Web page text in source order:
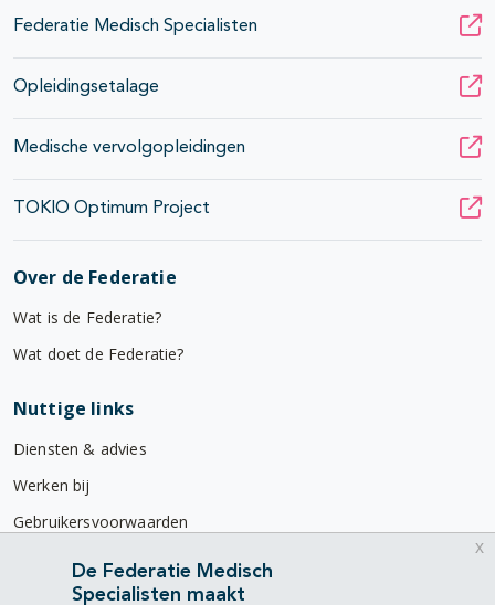
Federatie Medisch Specialisten
Opleidingsetalage
Medische vervolgopleidingen
TOKIO Optimum Project
Over de Federatie
Wat is de Federatie?
Wat doet de Federatie?
Nuttige links
Diensten & advies
Werken bij
Gebruikersvoorwaarden
Privacyverklaring
De Federatie Medisch
Specialisten maakt
x